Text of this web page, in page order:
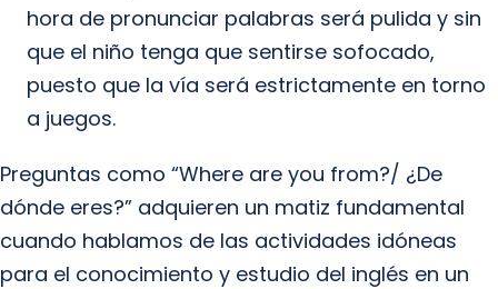
hora de pronunciar palabras será pulida y sin
que el niño tenga que sentirse sofocado,
puesto que la vía será estrictamente en torno
a juegos.
Preguntas como “Where are you from?/ ¿De
dónde eres?” adquieren un matiz fundamental
cuando hablamos de las actividades idóneas
para el conocimiento y estudio del inglés en un